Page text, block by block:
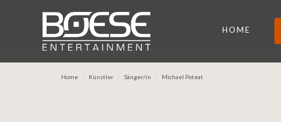
HOME
Home Künstler Sänger/in Michael Poteat